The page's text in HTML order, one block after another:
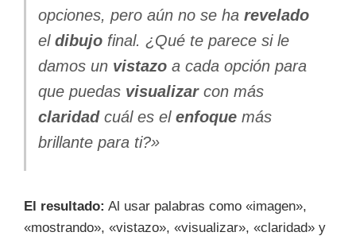
opciones, pero aún no se ha revelado
el dibujo final. ¿Qué te parece si le
damos un vistazo a cada opción para
que puedas visualizarcon más
claridadcuál es el enfoque más
brillante para ti?»
El resultado: Al usar palabras como «imagen»,
«mostrando», «vistazo», «visualizar», «claridad» y